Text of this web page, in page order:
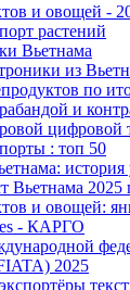
и овощей -
растений
Вьетнама
из
по
и
цифровой
: топ 50
история
Вьетнама 2025
и овощей:
- КАРГО
2025